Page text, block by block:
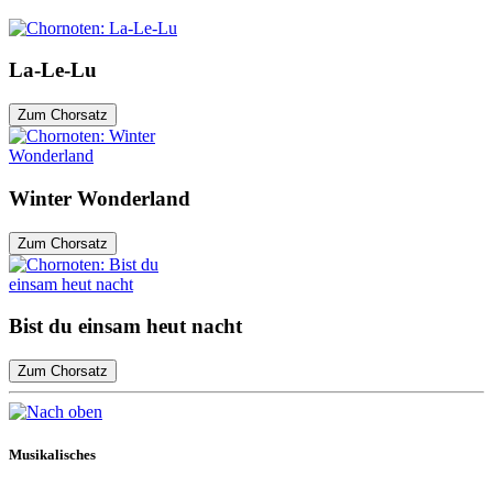
La-Le-Lu
Zum Chorsatz
Winter Wonderland
Zum Chorsatz
Bist du einsam heut nacht
Zum Chorsatz
Musikalisches